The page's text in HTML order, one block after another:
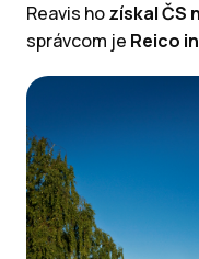
Reavis hozískal ČS
správcom je Reico